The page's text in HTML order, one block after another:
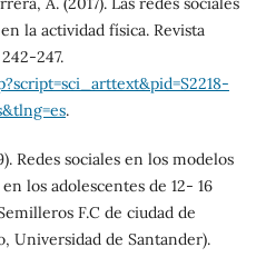
la actividad física. Revista
247.
.
Redes sociales en los modelos
los adolescentes de 12- 16
F.C de ciudad de
Universidad de Santander).